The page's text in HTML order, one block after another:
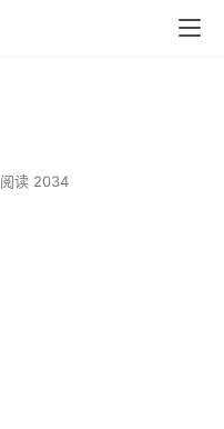
阅读 2034